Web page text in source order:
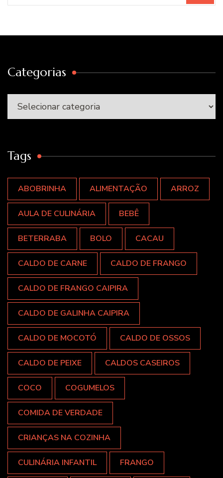
Categorias
Categorias
Tags
ABOBRINHA ALIMENTAÇÃO ARROZ
AULA DE CULINÁRIA BEBÊ
BETERRABA BOLO CACAU
CALDO DE CARNE CALDO DE FRANGO
CALDO DE FRANGO CAIPIRA
CALDO DE GALINHA CAIPIRA
CALDO DE MOCOTÓ CALDO DE OSSOS
CALDO DE PEIXE CALDOS CASEIROS
COCO COGUMELOS
COMIDA DE VERDADE
CRIANÇAS NA COZINHA
CULINÁRIA INFANTIL FRANGO